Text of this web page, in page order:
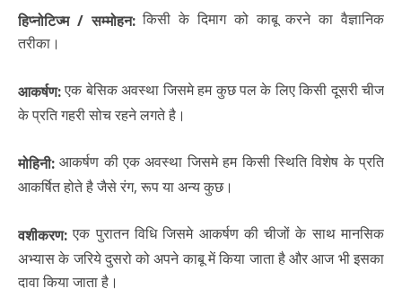
हिप्नोटिज्म / सम्मोहन:किसी के दिमाग को काबू करने का वैज्ञानिक
तरीका।
आकर्षण:एक बेसिक अवस्था जिसमे हम कुछ पल के लिए किसी दूसरी चीज
के प्रति गहरी सोच रहने लगते है।
मोहिनी: आकर्षण की एक अवस्था जिसमे हम किसी स्थिति विशेष के प्रति
आकर्षित होते है जैसे रंग, रूप या अन्य कुछ।
वशीकरण: एक पुरातन विधि जिसमे आकर्षण की चीजों के साथ मानसिक
अभ्यास के जरिये दुसरो को अपने काबू में किया जाता है और आज भी इसका
दावा किया जाता है।